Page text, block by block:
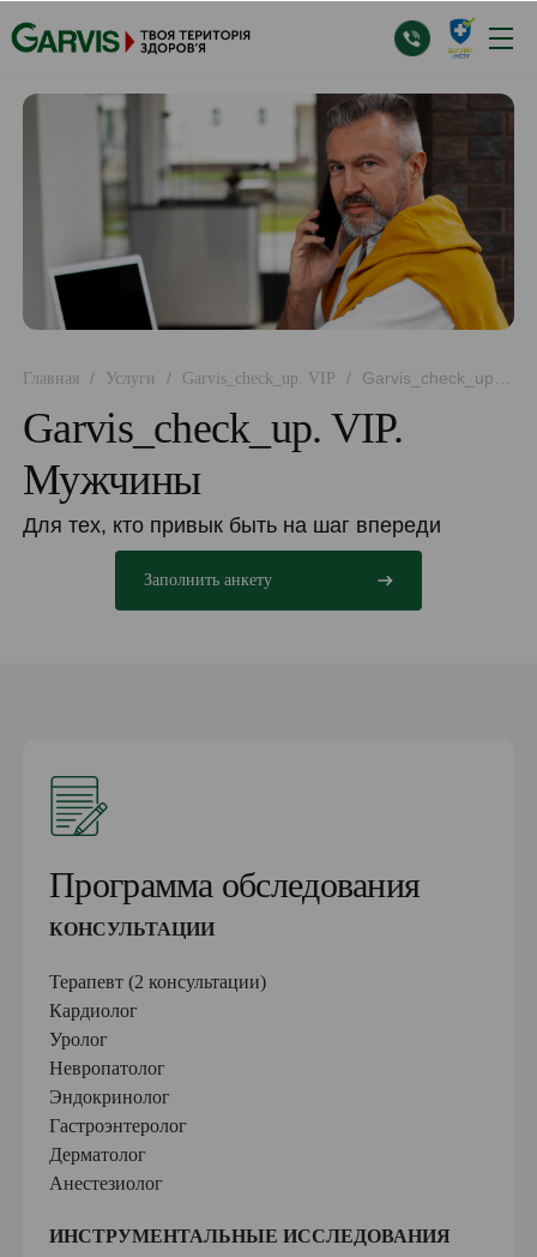
Главная / Услуги / Garvis_check_up. VIP /
Garvis_check_up.
Garvis_check_up. VIP.
Мужчины
Для тех, кто привык быть на шаг впереди
Заполнить анкету
Программа обследования
КОНСУЛЬТАЦИИ
Терапевт (2 консультации)
Кардиолог
Уролог
Невропатолог
Эндокринолог
Гастроэнтеролог
Дерматолог
Анестезиолог
ИНСТРУМЕНТАЛЬНЫЕ ИССЛЕДОВАНИЯ